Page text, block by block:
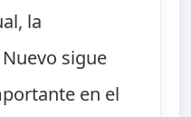
la
sigue
en el